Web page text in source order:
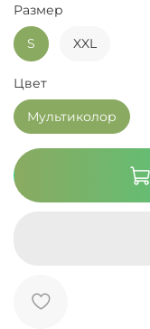
Размер
S XXL
Цвет
Мультиколор